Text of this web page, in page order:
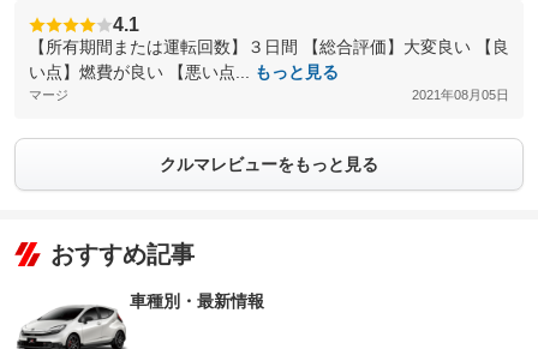
4.1
【所有期間または運転回数】３日間 【総合評価】大変良い 【良
い点】燃費が良い 【悪い点...
もっと見る
マージ 2021年08月05日
クルマレビューをもっと見る
おすすめ記事
車種別・最新情報